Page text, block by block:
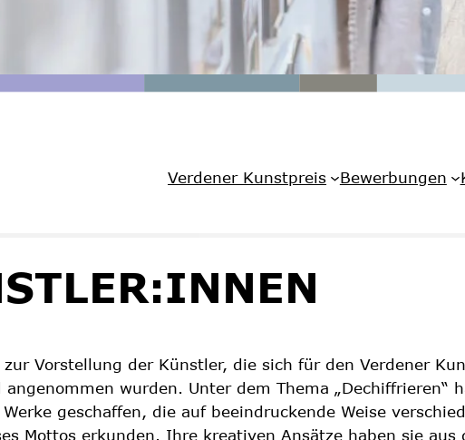
Verdener Kunstpreis Bewerbungen
Vorstellung der Künstler, die sich für den Verdener
wurden. Unter dem Thema „Dechiffrieren“
geschaffen, die auf beeindruckende Weise
Mottos erkunden. Ihre kreativen Ansätze haben sie aus